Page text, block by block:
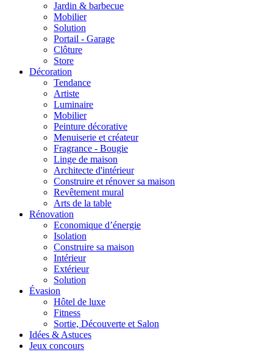
Jardin & barbecue
Mobilier
Solution
Portail - Garage
Clôture
Store
Décoration
Tendance
Artiste
Luminaire
Mobilier
Peinture décorative
Menuiserie et créateur
Fragrance - Bougie
Linge de maison
Architecte d'intérieur
Construire et rénover sa maison
Revêtement mural
Arts de la table
Rénovation
Economique d’énergie
Isolation
Construire sa maison
Intérieur
Extérieur
Solution
Évasion
Hôtel de luxe
Fitness
Sortie, Découverte et Salon
Idées & Astuces
Jeux concours